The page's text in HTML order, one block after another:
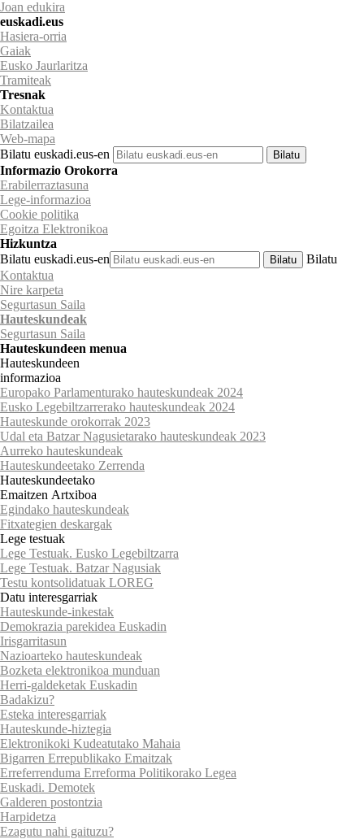
Joan edukira
euskadi.eus
Hasiera-orria
Gaiak
Eusko Jaurlaritza
Tramiteak
Tresnak
Kontaktua
Bilatzailea
Web-mapa
Bilatu euskadi.eus-en
Informazio Orokorra
Erabilerraztasuna
Lege-informazioa
Cookie politika
Egoitza Elektronikoa
Hizkuntza
Bilatu euskadi.eus-en
Bilatu
Kontaktua
Nire karpeta
Segurtasun Saila
Hauteskundeak
Segurtasun Saila
Hauteskundeen menua
Hauteskundeen
informazioa
Europako Parlamenturako hauteskundeak 2024
Eusko Legebiltzarrerako hauteskundeak 2024
Hauteskunde orokorrak 2023
Udal eta Batzar Nagusietarako hauteskundeak 2023
Aurreko hauteskundeak
Hauteskundeetako Zerrenda
Hauteskundeetako
Emaitzen Artxiboa
Egindako hauteskundeak
Fitxategien deskargak
Lege testuak
Lege Testuak. Eusko Legebiltzarra
Lege Testuak. Batzar Nagusiak
Testu kontsolidatuak LOREG
Datu interesgarriak
Hauteskunde-inkestak
Demokrazia parekidea Euskadin
Irisgarritasun
Nazioarteko hauteskundeak
Bozketa elektronikoa munduan
Herri-galdeketak Euskadin
Badakizu?
Esteka interesgarriak
Hauteskunde-hiztegia
Elektronikoki Kudeatutako Mahaia
Bigarren Errepublikako Emaitzak
Erreferrenduma Erreforma Politikorako Legea
Euskadi. Demotek
Galderen postontzia
Harpidetza
Ezagutu nahi gaituzu?